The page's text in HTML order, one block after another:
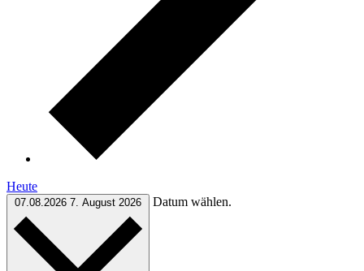
Heute
07.08.2026 7. August 2026 Datum wählen.